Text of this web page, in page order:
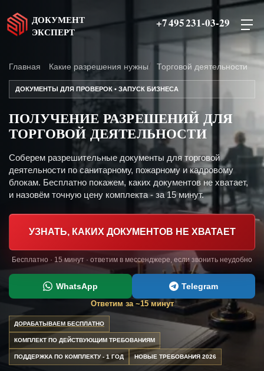
ДОКУМЕНТ
ЭКСПЕРТ
+7 495 231-03-29
Главная Какие разрешения нужны Торговой деятельности
ДОКУМЕНТЫ ДЛЯ ПРОВЕРОК • ЗАПУСК БИЗНЕСА
ПОЛУЧЕНИЕ РАЗРЕШЕНИЙ ДЛЯ
ТОРГОВОЙ ДЕЯТЕЛЬНОСТИ
Соберем разрешительные документы для торговой
деятельности по санитарному, пожарному и кадровому
блокам. Бесплатно покажем, каких документов не хватает,
и назовём точную цену комплекта - за 15 минут.
УЗНАТЬ, КАКИХ ДОКУМЕНТОВ НЕ ХВАТАЕТ
Бесплатно · 15 минут · ответим в мессенджере, если звонить неудобно
WhatsApp Telegram
Ответим за ~15 минут
ДОРАБАТЫВАЕМ БЕСПЛАТНО
КОМПЛЕКТ ПО ДЕЙСТВУЮЩИМ ТРЕБОВАНИЯМ
ПОДДЕРЖКА ПО КОМПЛЕКТУ - 1 ГОД НОВЫЕ ТРЕБОВАНИЯ 2026